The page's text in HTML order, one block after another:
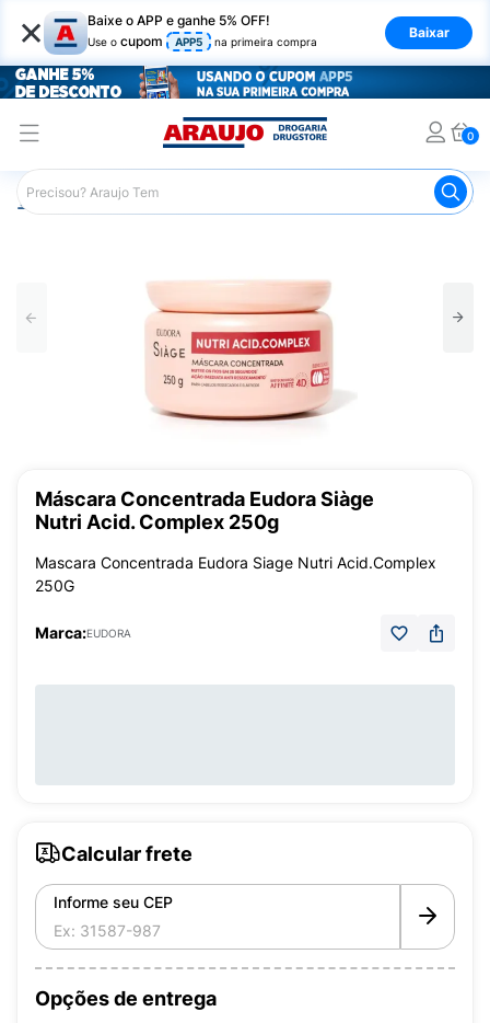
× Baixe o APP e ganhe 5% OFF!
Use o cupom APP5 na primeira compra
Baixar
0
Araujo Cabelo Máscaras
Máscara Concentrada Eudora Siàge
Nutri Acid. Complex 250g
Mascara Concentrada Eudora Siage Nutri Acid.Complex
250G
Marca:EUDORA
Calcular frete
Informe seu CEP
Opções de entrega